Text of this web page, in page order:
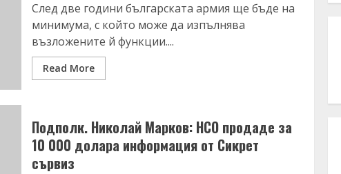
След две години българската армия ще бъде на
минимума, с който може да изпълнява
възложените й функции....
Read More
Подполк. Николай Марков: НСО продаде за
10 000 долара информация от Сикрет
сървиз